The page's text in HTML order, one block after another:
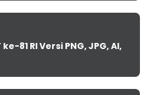
81 RI Versi PNG, JPG, AI,